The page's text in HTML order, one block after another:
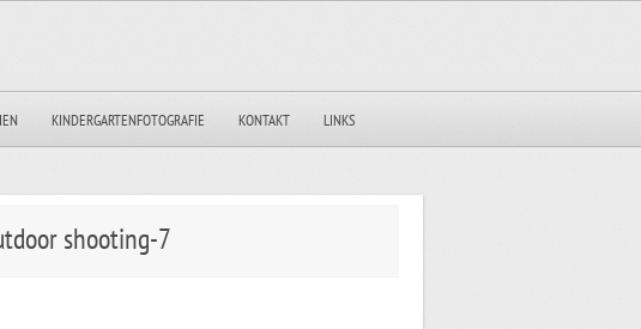
KINDERGARTENFOTOGRAFIE KONTAKT LINKS
shooting-7